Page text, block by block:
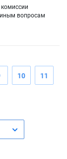
вопросам
10 11